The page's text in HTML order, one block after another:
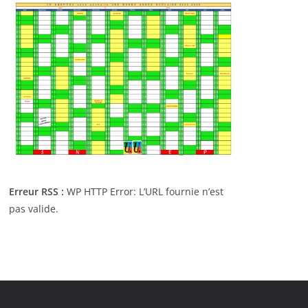
Erreur RSS : WP HTTP Error: L’URL fournie n’est
pas valide.